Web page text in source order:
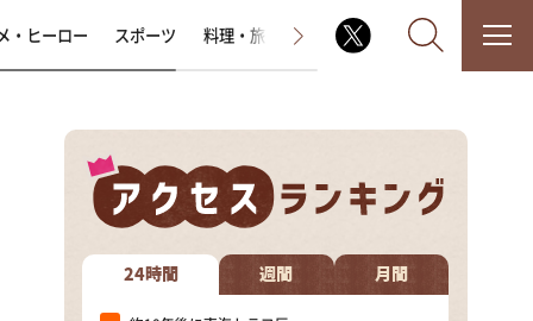
なるみ・岡村の過ぎるTV
相席食堂
・ヒーロー スポーツ 料理・旅 ラジオ番組 その他
24時間 週間 月間